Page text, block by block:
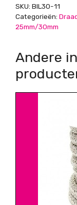
SKU: BIL30-11
Categorieën:
25mm/30mm
Andere